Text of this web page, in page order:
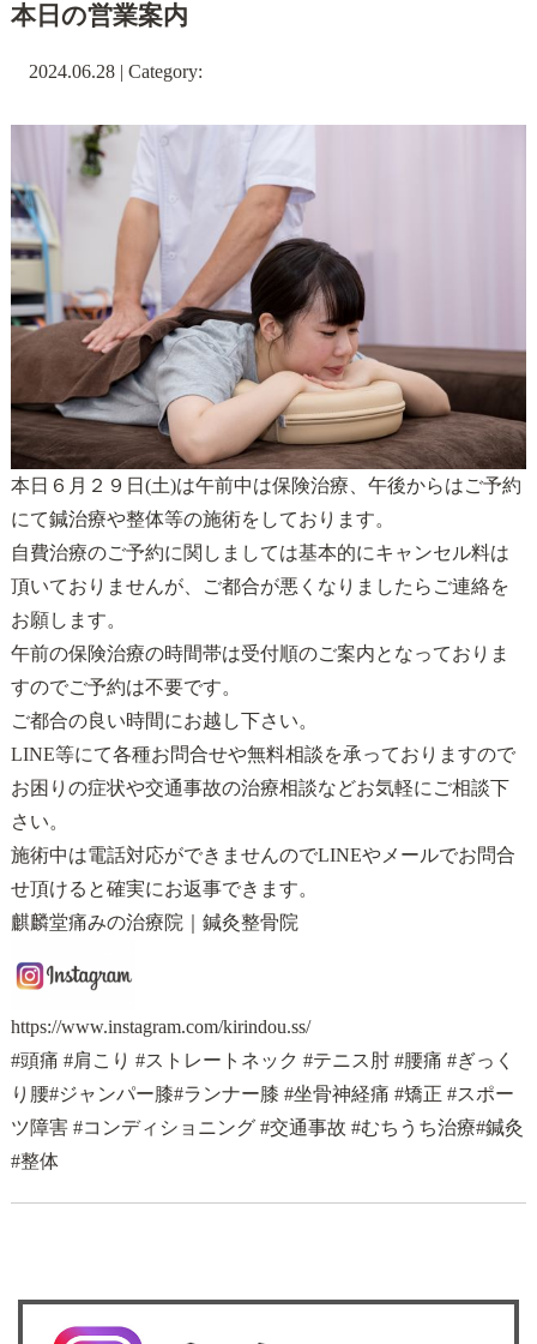
本日の営業案内
2024.06.28 | Category:
本日６月２９日(土)は午前中は保険治療、午後からはご予約
にて鍼治療や整体等の施術をしております。
自費治療のご予約に関しましては基本的にキャンセル料は
頂いておりませんが、ご都合が悪くなりましたらご連絡を
お願します。
午前の保険治療の時間帯は受付順のご案内となっておりま
すのでご予約は不要です。
ご都合の良い時間にお越し下さい。
LINE等にて各種お問合せや無料相談を承っておりますので
お困りの症状や交通事故の治療相談などお気軽にご相談下
さい。
施術中は電話対応ができませんのでLINEやメールでお問合
せ頂けると確実にお返事できます。
麒麟堂痛みの治療院｜鍼灸整骨院
https://www.instagram.com/kirindou.ss/
#頭痛 #肩こり #ストレートネック #テニス肘 #腰痛 #ぎっく
り腰#ジャンパー膝#ランナー膝 #坐骨神経痛 #矯正 #スポー
ツ障害 #コンディショニング #交通事故 #むちうち治療#鍼灸
#整体